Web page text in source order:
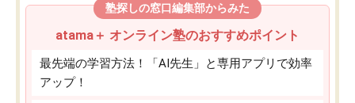
塾探しの窓口編集部からみた
atama＋ オンライン塾のおすすめポイント
最先端の学習方法！「AI先生」と専用アプリで効率
アップ！